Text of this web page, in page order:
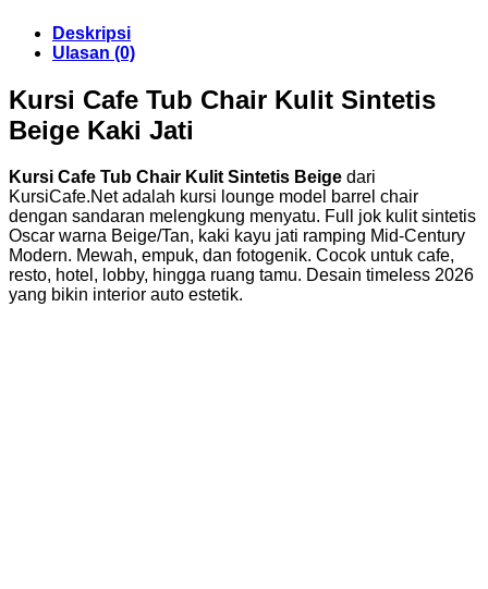
Deskripsi
Ulasan (0)
Kursi Cafe Tub Chair Kulit Sintetis
Beige Kaki Jati
Kursi Cafe Tub Chair Kulit Sintetis Beige dari
KursiCafe.Net adalah kursi lounge model barrel chair
dengan sandaran melengkung menyatu. Full jok kulit sintetis
Oscar warna Beige/Tan, kaki kayu jati ramping Mid-Century
Modern. Mewah, empuk, dan fotogenik. Cocok untuk cafe,
resto, hotel, lobby, hingga ruang tamu. Desain timeless 2026
yang bikin interior auto estetik.